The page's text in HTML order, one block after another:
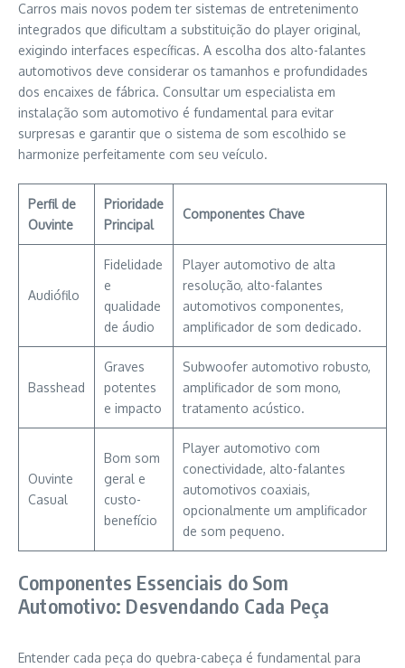
Carros mais novos podem ter sistemas de entretenimento
integrados que dificultam a substituição do player original,
exigindo interfaces específicas. A escolha dos alto-falantes
automotivos deve considerar os tamanhos e profundidades
dos encaixes de fábrica. Consultar um especialista em
instalação som automotivo é fundamental para evitar
surpresas e garantir que o sistema de som escolhido se
harmonize perfeitamente com seu veículo.
Perfil de
Ouvinte
Prioridade
Principal
Componentes Chave
Audiófilo
Fidelidade
e
qualidade
de áudio
Player automotivo de alta
resolução, alto-falantes
automotivos componentes,
amplificador de som dedicado.
Basshead
Graves
potentes
e impacto
Subwoofer automotivo robusto,
amplificador de som mono,
tratamento acústico.
Ouvinte
Casual
Bom som
geral e
custo-
benefício
Player automotivo com
conectividade, alto-falantes
automotivos coaxiais,
opcionalmente um amplificador
de som pequeno.
Componentes Essenciais do Som
Automotivo: Desvendando Cada Peça
Entender cada peça do quebra-cabeça é fundamental para